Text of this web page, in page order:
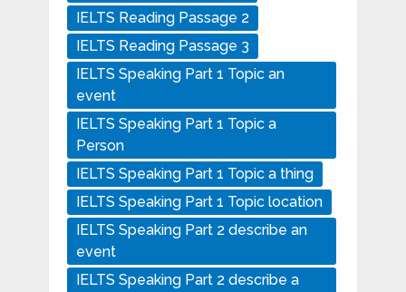
IELTS Reading Passage 2
IELTS Reading Passage 3
IELTS Speaking Part 1 Topic an
event
IELTS Speaking Part 1 Topic a
Person
IELTS Speaking Part 1 Topic a thing
IELTS Speaking Part 1 Topic location
IELTS Speaking Part 2 describe an
event
IELTS Speaking Part 2 describe a